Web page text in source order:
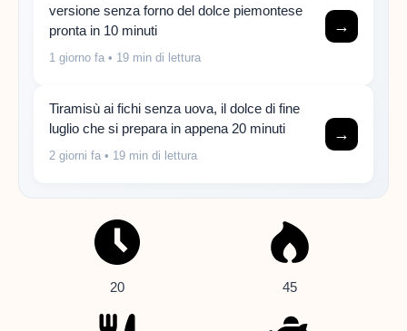
versione senza forno del dolce piemontese
pronta in 10 minuti
1 giorno fa • 19 min di lettura
→
Tiramisù ai fichi senza uova, il dolce di fine
luglio che si prepara in appena 20 minuti
2 giorni fa • 19 min di lettura
→
20 45